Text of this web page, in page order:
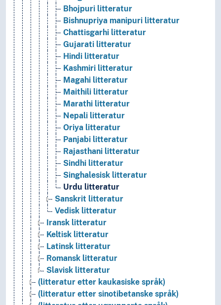
Bhojpuri litteratur
Bishnupriya manipuri litteratur
Chattisgarhi litteratur
Gujarati litteratur
Hindi litteratur
Kashmiri litteratur
Magahi litteratur
Maithili litteratur
Marathi litteratur
Nepali litteratur
Oriya litteratur
Panjabi litteratur
Rajasthani litteratur
Sindhi litteratur
Singhalesisk litteratur
Urdu litteratur
Sanskrit litteratur
Vedisk litteratur
Iransk litteratur
Keltisk litteratur
Latinsk litteratur
Romansk litteratur
Slavisk litteratur
(litteratur etter kaukasiske språk)
(litteratur etter sinotibetanske språk)